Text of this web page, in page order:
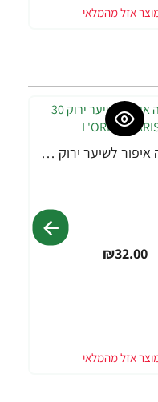
קולוריסטה איפור לשיער ירוק 30 מ"ל - מבית L'OREAL PARIS
₪32.00